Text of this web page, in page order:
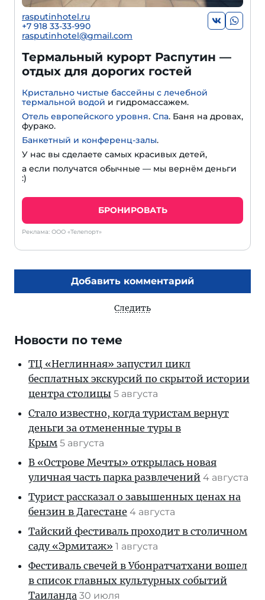
rasputinhotel.ru
+7 918 33-33-990
rasputinhotel@gmail.com
Термальный курорт Распутин —
отдых для дорогих гостей
Кристально чистые бассейны с лечебной
термальной водой и гидромассажем.
Отель европейского уровня. Спа. Баня на дровах,
фурако.
Банкетный и конференц-залы.
У нас вы сделаете самых красивых детей,
а если получатся обычные — мы вернём деньги
:)
БРОНИРОВАТЬ
Реклама: ООО «Телепорт»
Добавить комментарий
Следить
Новости по теме
ТЦ «Неглинная» запустил цикл
бесплатных экскурсий по скрытой истории
центра столицы 5 августа
Стало известно, когда туристам вернут
деньги за отмененные туры в
Крым 5 августа
В «Острове Мечты» открылась новая
уличная часть парка развлечений 4 августа
Турист рассказал о завышенных ценах на
бензин в Дагестане 4 августа
Тайский фестиваль проходит в столичном
саду «Эрмитаж» 1 августа
Фестиваль свечей в Убонратчатхани вошел
в список главных культурных событий
Таиланда 30 июля